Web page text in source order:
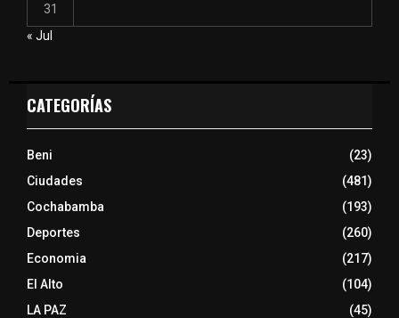
31
« Jul
CATEGORÍAS
Beni
(23)
Ciudades
(481)
Cochabamba
(193)
Deportes
(260)
Economia
(217)
El Alto
(104)
LA PAZ
(45)